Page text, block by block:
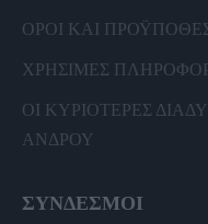
ΟΡΟΙ ΚΑΙ
ΧΡΗΣΙΜΕΣ
ΟΙ ΚΥΡΙΟΤΕΡΕΣ
ΑΝΔΡΟΥ
ΣΥΝΔΕΣΜΟΙ